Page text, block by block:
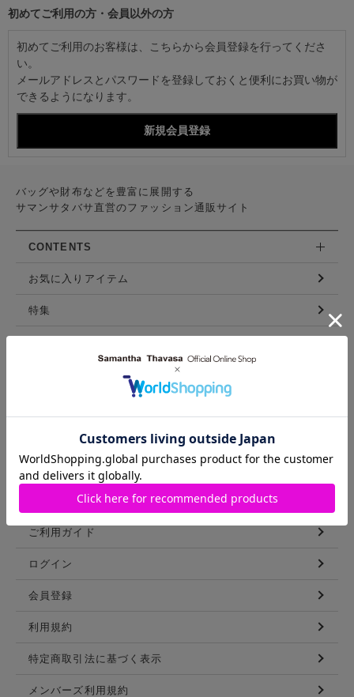
初めてご利用の方・会員以外の方
初めてご利用のお客様は、こちらから会員登録を行ってくださ
い。
メールアドレスとパスワードを登録しておくと便利にお買い物が
できるようになります。
バッグや財布などを豊富に展開する
サマンサタバサ直営のファッション通販サイト
CONTENTS
お気に入りアイテム
特集
スタッフリスト
ショップブログ
ご利用ガイド
ログイン
会員登録
利用規約
特定商取引法に基づく表示
メンバーズ利用規約